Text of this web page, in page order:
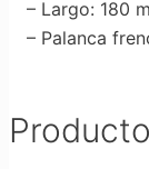
– Largo: 180
– Palanca